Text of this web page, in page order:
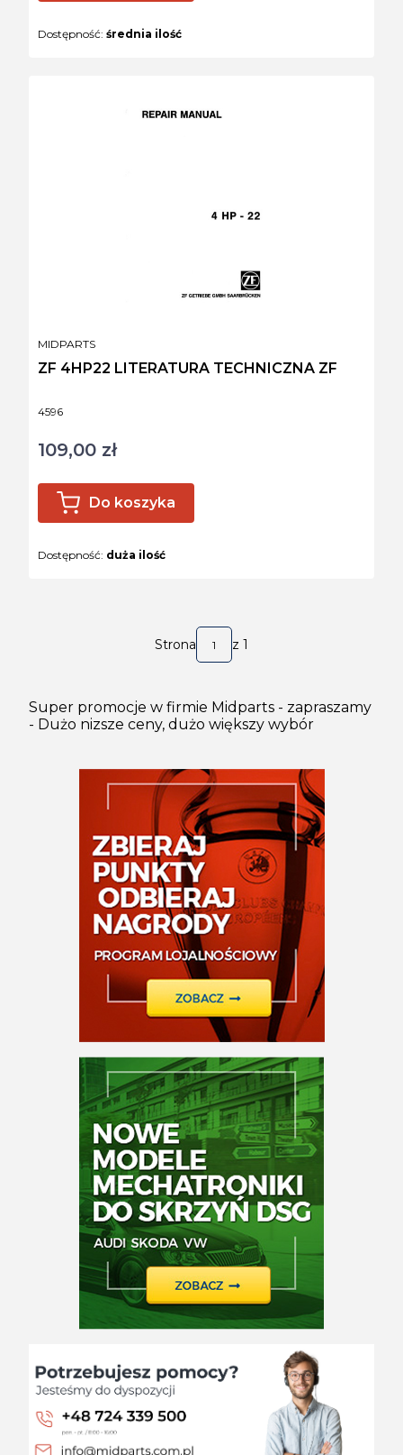
Dostępność: średnia ilość
Kod produktu
4596
ZF 4HP22 LITERATURA TECHNICZNA ZF
PRODUCENT
MIDPARTS
Cena
109,00 zł
Do koszyka
Dostępność: duża ilość
Strona z 1
Super promocje w firmie Midparts - zapraszamy
- Dużo nizsze ceny, dużo większy wybór